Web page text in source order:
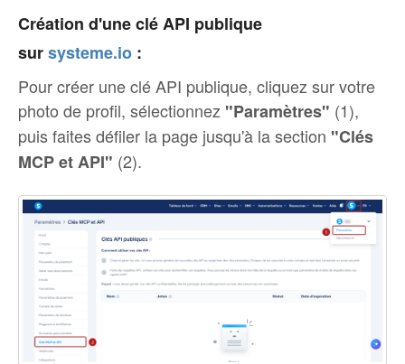
Création d'une clé API publique
sursysteme.io :
Pour créer une clé API publique, cliquez sur votre
photo de profil, sélectionnez "Paramètres" (1),
puis faites défiler la page jusqu'à la section "Clés
MCP et API" (2).